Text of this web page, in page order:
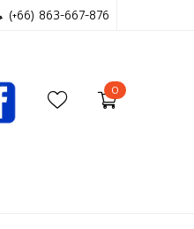
(+66) 863-667-876
0